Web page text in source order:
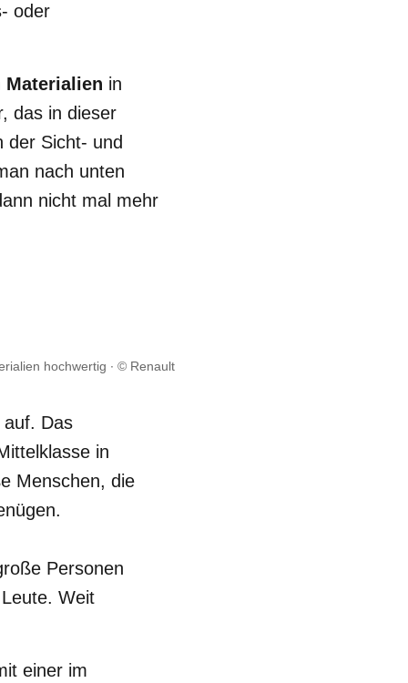
oder
Materialien in
das in dieser
der Sicht- und
nach unten
nicht mal mehr
hochwertig © Renault
auf. Das
in
Menschen, die
Personen
Weit
einer im